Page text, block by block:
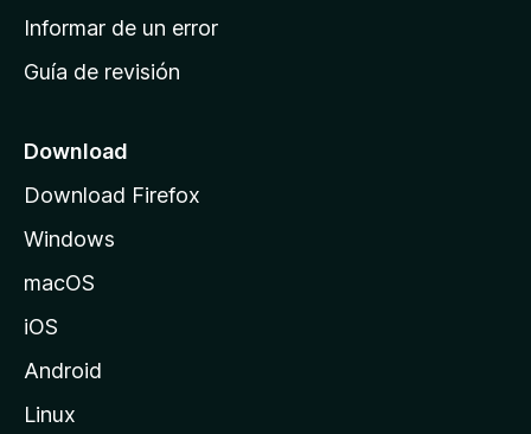
n
c
o
e
M
i
l
Informar de un error
Guía de revisión
Download
Download Firefox
Windows
macOS
iOS
Android
Linux